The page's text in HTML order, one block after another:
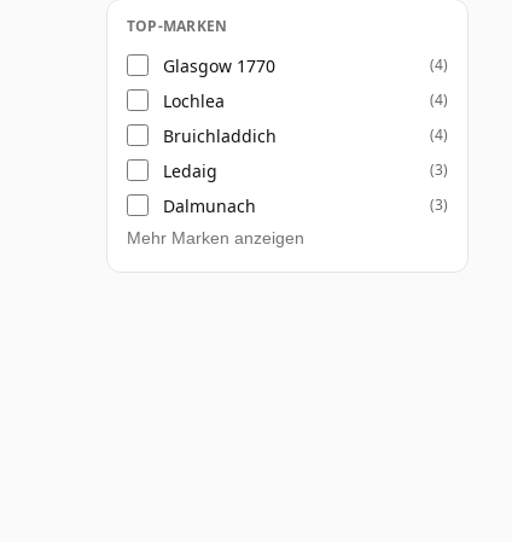
TOP-MARKEN
Glasgow 1770 (4)
Lochlea (4)
Bruichladdich (4)
Ledaig (3)
Dalmunach (3)
Mehr Marken anzeigen